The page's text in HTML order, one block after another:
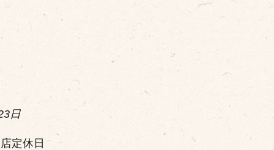
日
定休日